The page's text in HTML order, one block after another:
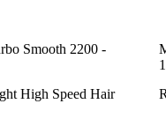
Smooth 2200 -
High Speed Hair